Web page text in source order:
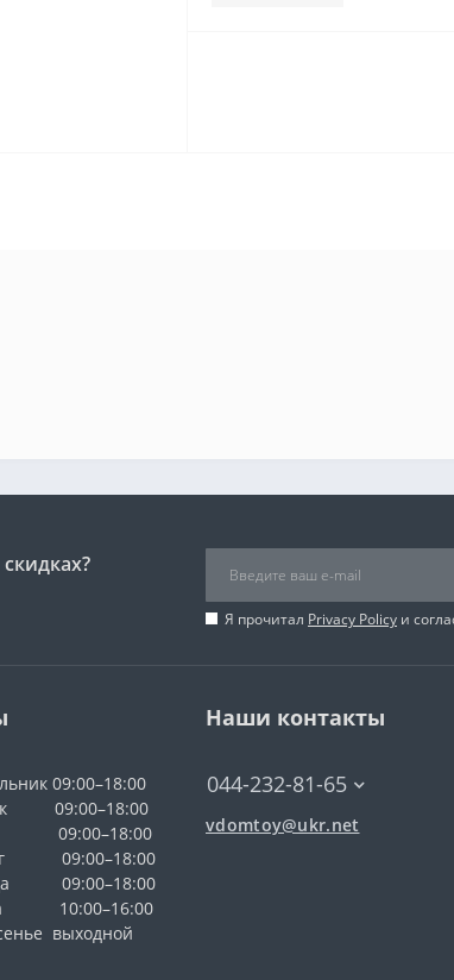
Я прочитал Privacy Policy и
09:00–18:00
09:00–18:00
09:00–18:00
09:00–18:00
09:00–18:00
10:00–16:00
выходной
Наши контакты
044-232-81-65
vdomtoy@ukr.net